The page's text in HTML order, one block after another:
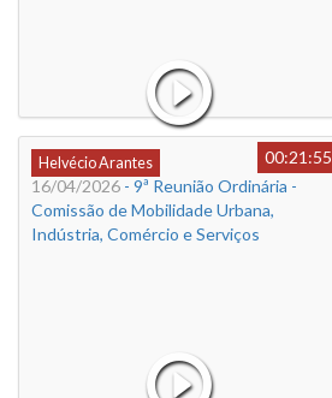
Helvécio Arantes
00:21:55
16/04/2026 - 9ª Reunião Ordinária -
Comissão de Mobilidade Urbana,
Indústria, Comércio e Serviços